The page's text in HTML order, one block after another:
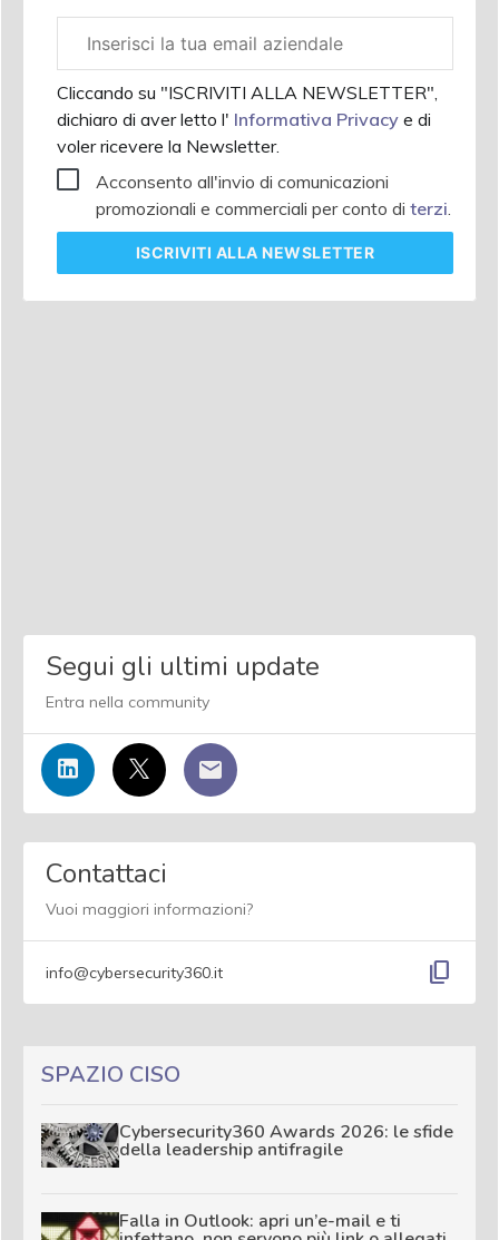
aziendale
Cliccando su "ISCRIVITI ALLA NEWSLETTER",
dichiaro di aver letto l' Informativa Privacy e di
voler ricevere la Newsletter.
Acconsento all'invio di comunicazioni
promozionali e commerciali per conto di terzi.
ISCRIVITI ALLA NEWSLETTER
Segui gli ultimi update
Entra nella community
Contattaci
Vuoi maggiori informazioni?
info@cybersecurity360.it content_copy
SPAZIO CISO
Cybersecurity360 Awards 2026: le sfide
della leadership antifragile
Falla in Outlook: apri un’e-mail e ti